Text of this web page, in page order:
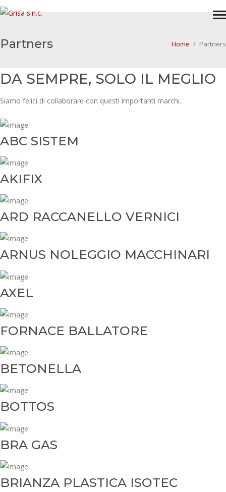
Partners Home / Partners
DA SEMPRE, SOLO IL MEGLIO
Siamo felici di collaborare con questi importanti marchi.
ABC SISTEM
AKIFIX
ARD RACCANELLO VERNICI
ARNUS NOLEGGIO MACCHINARI
AXEL
FORNACE BALLATORE
BETONELLA
BOTTOS
BRA GAS
BRIANZA PLASTICA ISOTEC